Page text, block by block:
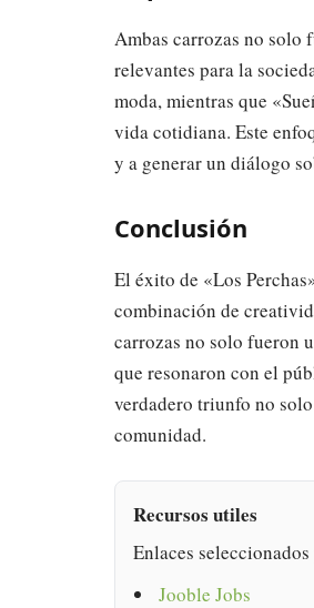
Ambas carrozas no solo
relevantes para la
moda, mientras que
vida cotidiana. Este
y a generar un diálogo
Conclusión
El éxito de «Los
combinación de
carrozas no solo fueron
que resonaron con el
verdadero triunfo no
comunidad.
Recursos utiles
Enlaces
Jooble Jobs